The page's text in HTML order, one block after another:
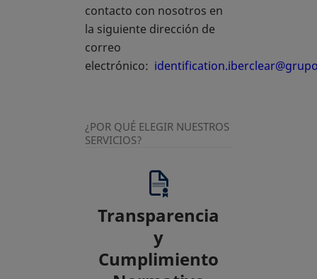
contacto con nosotros en
la siguiente dirección de
correo
electrónico:
¿POR QUÉ ELEGIR NUESTROS
SERVICIOS?
Transparencia
y
Cumplimiento